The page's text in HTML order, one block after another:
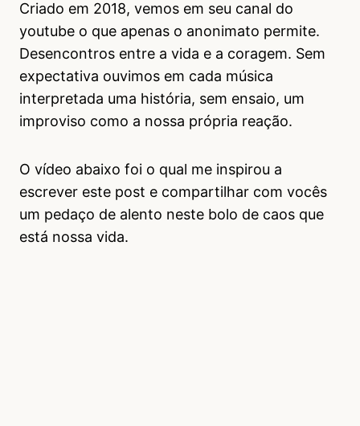
Criado em 2018, vemos em seu canal do
youtube o que apenas o anonimato permite.
Desencontros entre a vida e a coragem. Sem
expectativa ouvimos em cada música
interpretada uma história, sem ensaio, um
improviso como a nossa própria reação.
O vídeo abaixo foi o qual me inspirou a
escrever este post e compartilhar com vocês
um pedaço de alento neste bolo de caos que
está nossa vida.